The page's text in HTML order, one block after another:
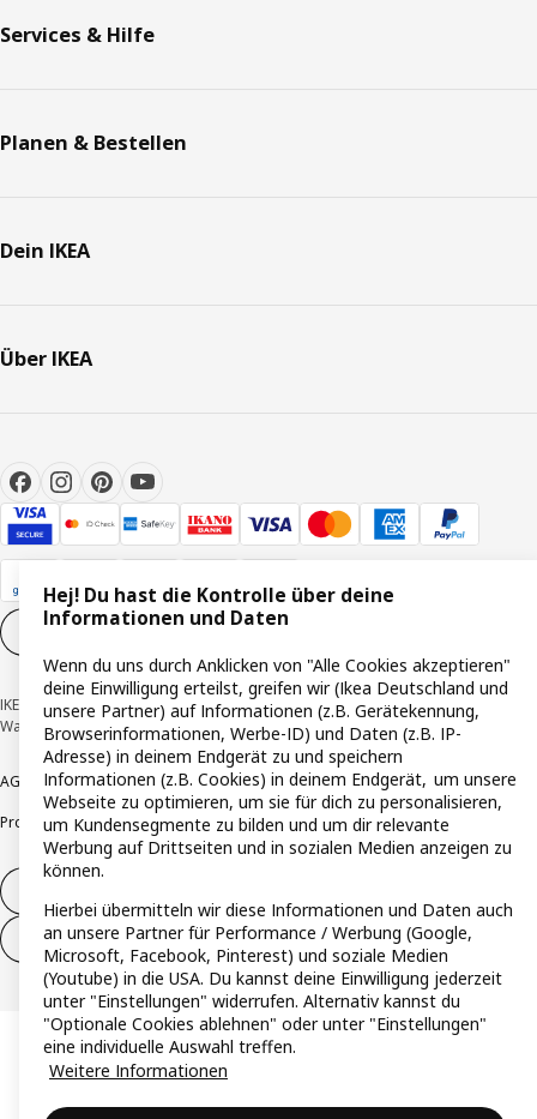
Services & Hilfe
Planen & Bestellen
Dein IKEA
Über IKEA
Cookie-Einstellungen
IKEA Deutschland GmbH & Co. KG - Am Wandersmann 2-4, 65719 Hofheim-
Wallau © Inter IKEA Systems B.V. 1999-2026
AGB BarrierefreiheitCookie-RichtlinieDatenschutzerklärungImpressum
ProduktrückrufeResponsible DisclosureVertrauensstelle
Vertrag widerrufen (Services & Leistungen)
Hej! Du hast die Kontrolle über deine
Informationen und Daten
Wenn du uns durch Anklicken von "Alle Cookies akzeptieren"
deine Einwilligung erteilst, greifen wir (Ikea Deutschland und
unsere Partner) auf Informationen (z.B. Gerätekennung,
Browserinformationen, Werbe-ID) und Daten (z.B. IP-
Adresse) in deinem Endgerät zu und speichern
Informationen (z.B. Cookies) in deinem Endgerät, um unsere
Webseite zu optimieren, um sie für dich zu personalisieren,
um Kundensegmente zu bilden und um dir relevante
Werbung auf Drittseiten und in sozialen Medien anzeigen zu
können.
Hierbei übermitteln wir diese Informationen und Daten auch
an unsere Partner für Performance / Werbung (Google,
Microsoft, Facebook, Pinterest) und soziale Medien
(Youtube) in die USA. Du kannst deine Einwilligung jederzeit
unter "Einstellungen" widerrufen. Alternativ kannst du
"Optionale Cookies ablehnen" oder unter "Einstellungen"
eine individuelle Auswahl treffen.
Weitere Informationen